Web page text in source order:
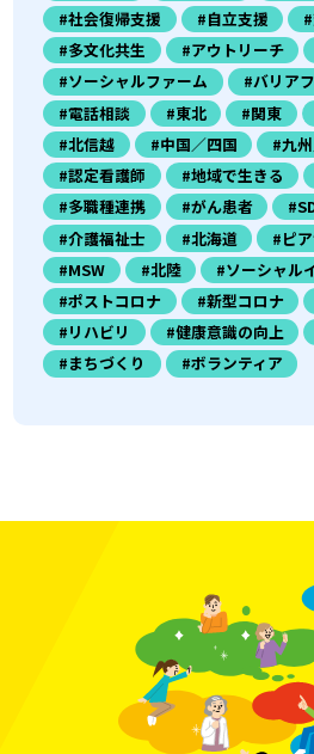
#社会復帰支援
#自立支援
#多文化共生
#アウトリーチ
#ソーシャルファーム
#バリア
#電話相談
#東北 #関東
#北信越
#中国／四国 #九
#認定看護師
#地域で生きる
#多職種連携
#がん患者
#介護福祉士
#北海道
#ピ
#MSW
#北陸
#ソーシャル
#ポストコロナ
#新型コロナ
#リハビリ
#健康意識の向上
#まちづくり
#ボランティア